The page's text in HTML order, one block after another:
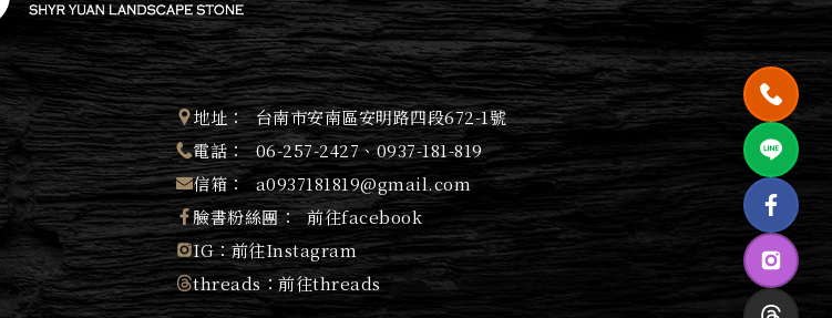
地址： 台南市安南區安明路四段672-1號
電話： 06-257-2427、0937-181-819
信箱：
a0937181819@gmail.com
臉書粉絲團： 前往facebook
IG：前往Instagram
threads：前往threads